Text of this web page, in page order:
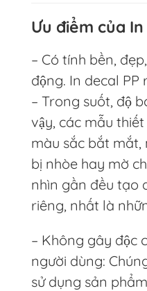
Ưu điểm của In
– Có tính bền,
động. In decal
– Trong suốt, độ
vậy, các mẫu
màu sắc bắt
bị nhòe hay mờ
nhìn gần đều tạo
riêng, nhất là
– Không gây độc
người dùng:
sử dụng sản